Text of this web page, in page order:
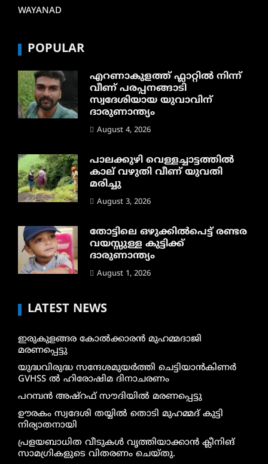
WAYANAD
POPULAR
എറണാകുളത്ത് ഫ്ലാറ്റിൽ നിന്ന്
വീണ് പരപ്പനങ്ങാടി
സ്വദേശിയായ യുവാവിന്
ദാരുണാന്ത്യം
August 4, 2026
പാലക്കുഴി വെള്ളച്ചാട്ടത്തില്‍
കാല് വഴുതി വീണ് യുവതി
മരിച്ചു
August 3, 2026
തോട്ടിലെ ഒഴുക്കിൽപെട്ട് രണ്ടര
വയസ്സുള്ള കുട്ടിക്ക്
ദാരുണാന്ത്യം
August 1, 2026
LATEST NEWS
ഇരുകുളങ്ങര കോൽക്കാരൻ മുഹമ്മദാജി
മരണപ്പെട്ടു
യുദ്ധവിരുദ്ധ സന്ദേശമുയർത്തി ചെട്ടിയാൻകിണർ
GVHSS ൽ ഹിരോഷിമ ദിനാചരണം
പറമ്പൻ അഷ്‌റഫ് സൗദിയിൽ മരണപ്പെട്ടു
ഊരകം സ്വദേശി തയ്യിൽ തൊടി മുഹമ്മദ് കുട്ടി
നിര്യാതനായി
പ്രളയബാധിത വീടുകൾ വൃത്തിയാക്കാൻ ക്ലീനിങ്
സാമഗ്രികളുടെ വിതരണം ചെയ്തു.